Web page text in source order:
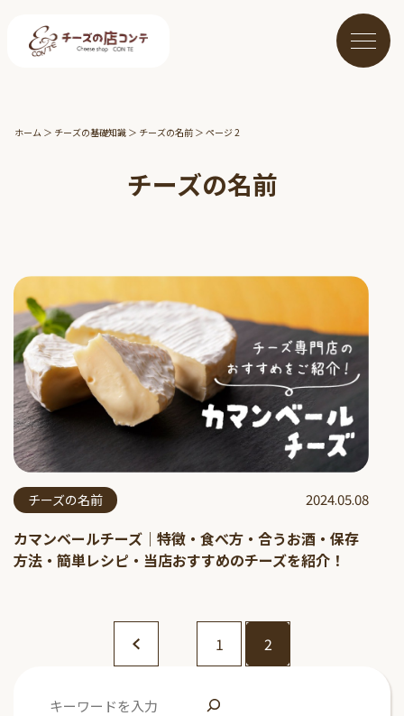
ホーム ＞ チーズの基礎知識 ＞ チーズの名前 ＞ ページ 2
チーズの名前
チーズの名前 2024.05.08
カマンベールチーズ｜特徴・食べ方・合うお酒・保存
方法・簡単レシピ・当店おすすめのチーズを紹介！
1 2